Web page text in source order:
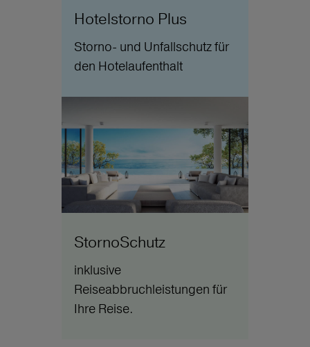
Hotelstorno Plus
Storno- und Unfallschutz für
den Hotelaufenthalt
StornoSchutz
inklusive
Reiseabbruchleistungen für
Ihre Reise.